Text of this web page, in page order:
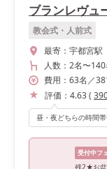
ブランレヴュ
教会式・人前式
最寄： 宇都宮駅
人数： 2名〜140
費用： 63名 ／
評価： 4.63(
受付中フ